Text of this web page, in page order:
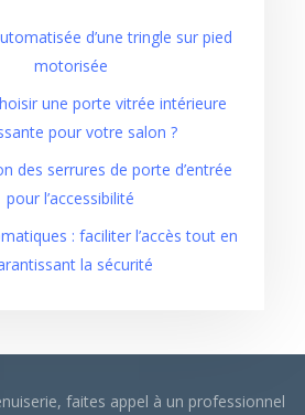
d’une tringle sur pied
motorisée
une porte vitrée intérieure
pour votre salon ?
des serrures de porte d’entrée
pour l’accessibilité
: faciliter l’accès tout en
la sécurité
faites appel à un professionnel